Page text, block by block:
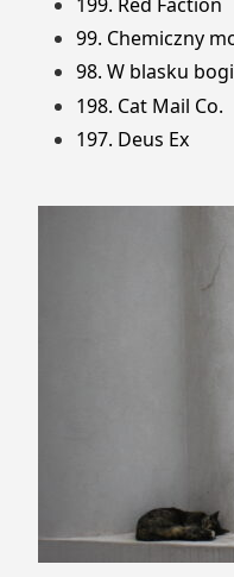
99. Chemiczny
98. W blasku
198. Cat Mail Co.
197. Deus Ex